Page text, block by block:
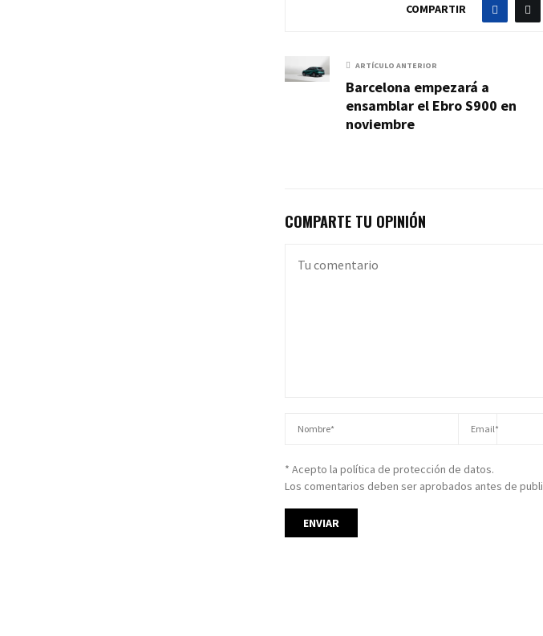
COMPARTIR
ARTÍCULO ANTERIOR
Barcelona empezará a
ensamblar el Ebro S900 en
noviembre
COMPARTE TU OPINIÓN
* Acepto la política de protección de datos.
Los comentarios deben ser aprobados antes de